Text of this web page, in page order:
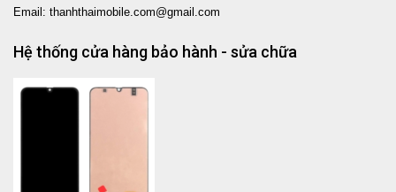
Email: thanhthaimobile.com@gmail.com
Hệ thống cửa hàng bảo hành - sửa chữa